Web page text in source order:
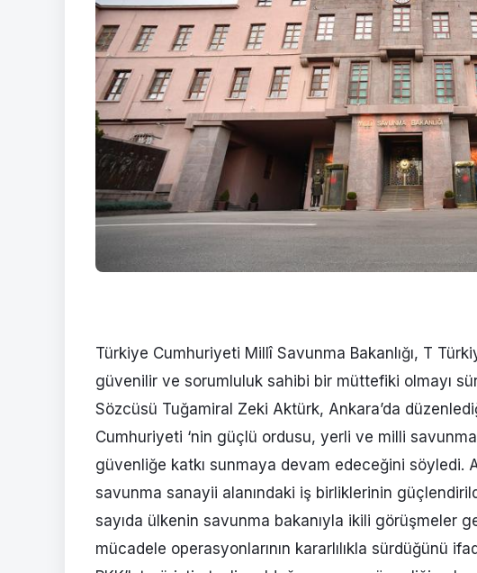
Türkiye Cumhuriyeti Millî Savunma Bakanlığı, T
güvenilir ve sorumluluk sahibi bir müttefiki olmayı
Sözcüsü Tuğamiral Zeki Aktürk, Ankara’da
Cumhuriyeti ‘nin güçlü ordusu, yerli ve milli
güvenliğe katkı sunmaya devam edeceğini söyledi.
savunma sanayii alanındaki iş birliklerinin
sayıda ülkenin savunma bakanıyla ikili görüşmeler
mücadele operasyonlarının kararlılıkla sürdüğünü